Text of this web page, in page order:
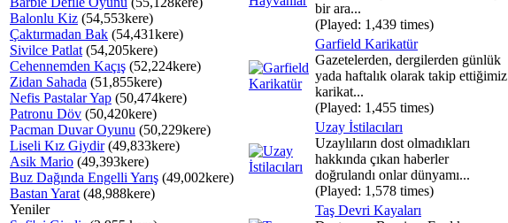
Balonlu Kiz (54,553kere)
Çaktırmadan Bak (54,431kere)
Sivilce Patlat (54,205kere)
Cehennemden Kaçış (52,224kere)
Zidan Sahada (51,855kere)
Nefis Pastalar Yap (50,474kere)
Patronu Döv (50,420kere)
Pacman Duvar Oyunu (50,229kere)
Liseli Kız Giydir(49,833kere)
Asik Mario (49,393kere)
Buz Dağında Engelli Yarış (49,002kere)
Bastan Yarat (48,988kere)
Yeniler
bir ara...
(Played: 1,439 times)
Garfield Karikatür
Gazetelerden, dergilerden günlük
yada haftalık olarak takip ettiğimiz
karikat...
(Played: 1,455 times)
Uzay İstilacıları
Uzaylıların dost olmadıkları
hakkında çıkan haberler
doğrulandı onlar dünyamı...
(Played: 1,578 times)
Taş Devri Kayaları